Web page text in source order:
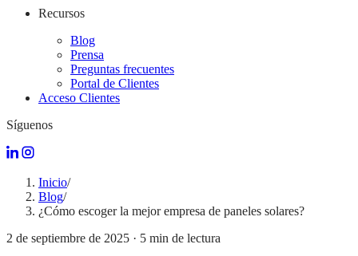
Recursos
Blog
Prensa
Preguntas frecuentes
Portal de Clientes
Acceso Clientes
Síguenos
Inicio/
Blog/
¿Cómo escoger la mejor empresa de paneles solares?
2 de septiembre de 2025 · 5 min de lectura